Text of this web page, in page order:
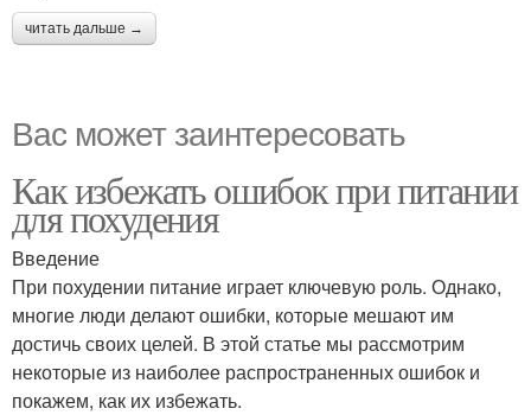
читать дальше →
Вас может заинтересовать
Как избежать ошибок при питании
для похудения
Введение
При похудении питание играет ключевую роль. Однако,
многие люди делают ошибки, которые мешают им
достичь своих целей. В этой статье мы рассмотрим
некоторые из наиболее распространенных ошибок и
покажем, как их избежать.